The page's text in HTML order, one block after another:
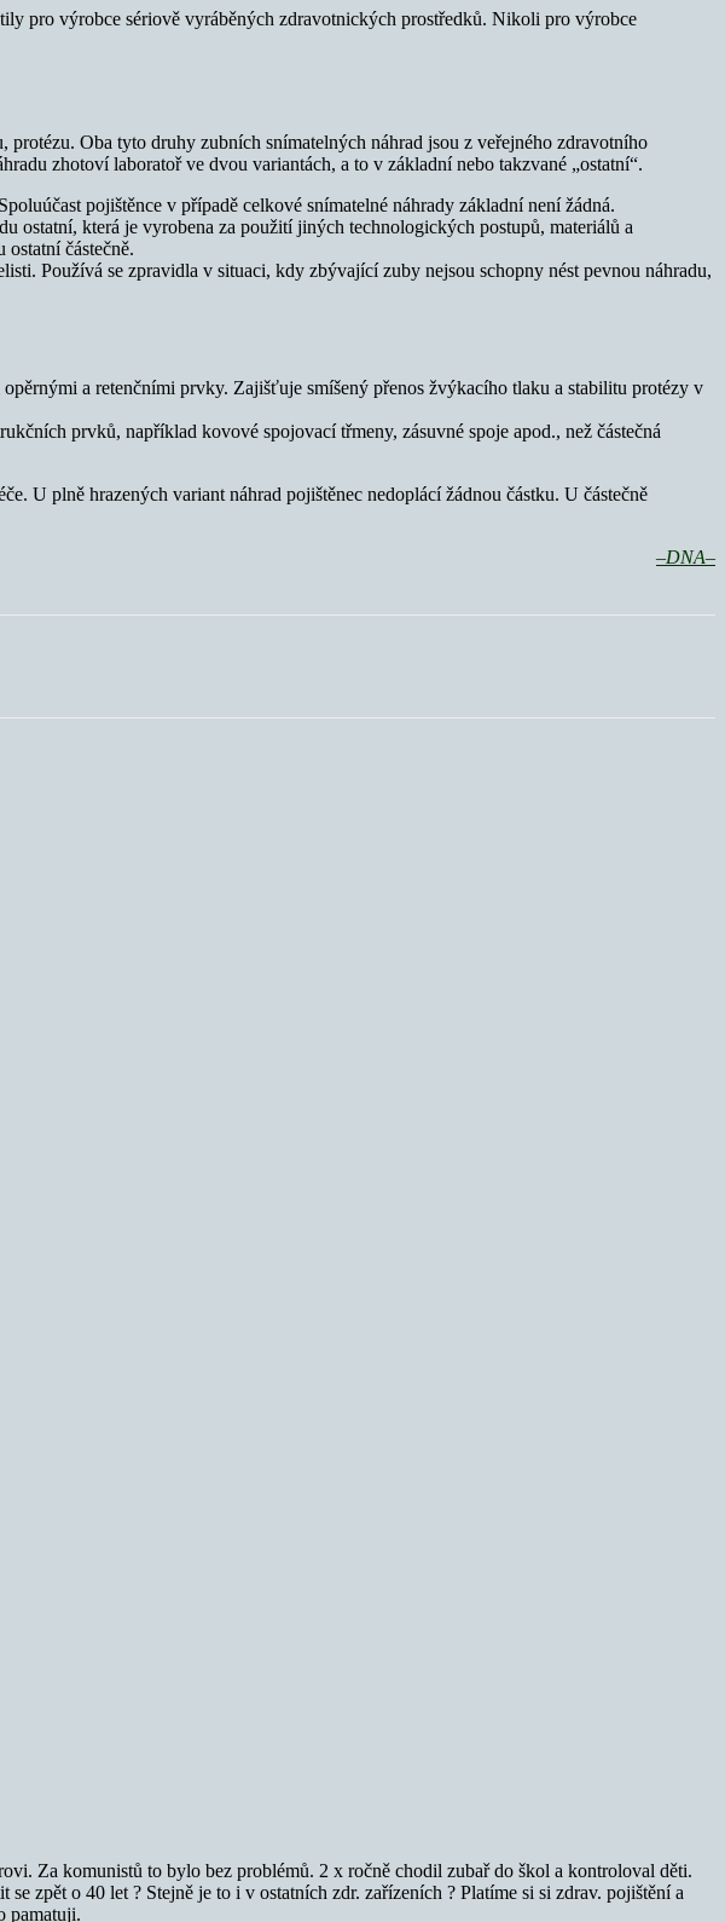
pro výrobce sériově vyráběných zdravotnických prostředků. Nikoli pro výrobce
Oba tyto druhy zubních snímatelných náhrad jsou z veřejného zdravotního
zhotoví laboratoř ve dvou variantách, a to v základní nebo takzvané „ostatní“.
pojištěnce v případě celkové snímatelné náhrady základní není žádná.
ostatní, která je vyrobena za použití jiných technologických postupů, materiálů a
částečně.
Používá se zpravidla v situaci, kdy zbývající zuby nejsou schopny nést pevnou náhradu,
a retenčními prvky. Zajišťuje smíšený přenos žvýkacího tlaku a stabilitu protézy v
prvků, například kovové spojovací třmeny, zásuvné spoje apod., než částečná
U plně hrazených variant náhrad pojištěnec nedoplácí žádnou částku. U částečně
–DNA–
Za komunistů to bylo bez problémů. 2 x ročně chodil zubař do škol a kontroloval děti.
zpět o 40 let ? Stejně je to i v ostatních zdr. zařízeních ? Platíme si si zdrav. pojištění a
pamatuji.